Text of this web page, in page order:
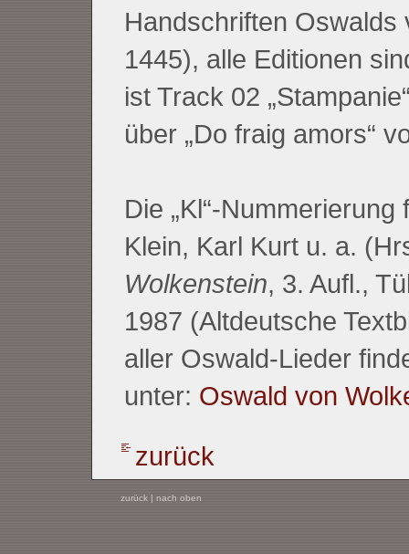
Handschriften Oswalds
1445), alle Editionen
ist Track 02
über „Do fraig amors“
Die „Kl“-
Klein, Karl Kurt u. a.
Wolkenstein, 3. Aufl.,
1987 (Altdeutsche
aller Oswald-Lieder
unter: Oswald von
zurück
zurück| nach oben